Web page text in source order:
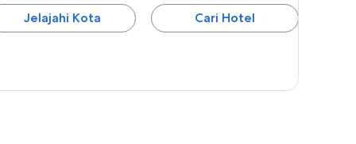
Jelajahi Kota Cari Hotel